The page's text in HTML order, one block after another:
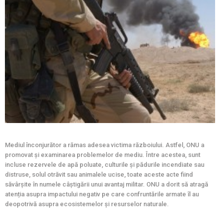
Mediul înconjurător a rămas adesea victima războiului. Astfel, ONU a
promovat și examinarea problemelor de mediu. Între acestea, sunt
incluse rezervele de apă poluate, culturile și pădurile incendiate sau
distruse, solul otrăvit sau animalele ucise, toate aceste acte fiind
săvârșite în numele câștigării unui avantaj militar. ONU a dorit să atragă
atenția asupra impactului negativ pe care confruntările armate îl au
deopotrivă asupra ecosistemelor și resurselor naturale.